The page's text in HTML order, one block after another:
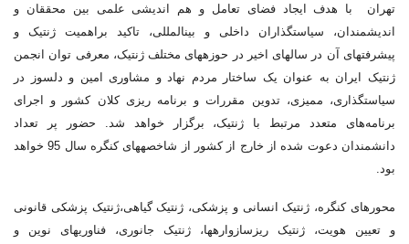
تهران با هدف ایجاد فضای تعامل و هم اندیشی علمی بین محققان و
اندیشمندان، سیاستگذاران داخلی و بین‎المللی، تاکید براهمیت ژنتیک و
پیشرفت‎های آن در سال‎های اخیر در حوزه‎های مختلف ژنتیک، معرفی توان انجمن
ژنتیک ایران به عنوان یک ساختار مردم نهاد و مشاوری امین و دلسوز در
سیاستگذاری، ممیزی، تدوین مقررات و برنامه ریزی کلان کشور و اجرای
برنامه‌های متعدد مرتبط با ژنتیک، برگزار خواهد شد. حضور پر تعداد
دانشمندان دعوت شده از خارج از کشور از شاخصه‎های کنگره سال 95 خواهد
بود.
محورهای کنگره، ژنتیک انسانی و پزشکی، ژنتیک گیاهی،ژنتیک پزشکی قانونی
و تعیین هویت، ژنتیک ریزسازواره‎ها، ژنتیک جانوری، فناوری‎های نوین و